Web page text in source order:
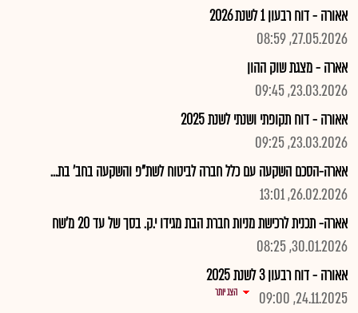
אאורה - דוח רבעון 1 לשנת 2026
27.05.2026, 08:59
אארה - מצגת שוק ההון
23.03.2026, 09:45
אאורה - דוח תקופתי ושנתי לשנת 2025
23.03.2026, 09:25
אארה-הסכם השקעה עם כלל חברה לביטוח לשת"פ והשקעה בחב' בת...
26.02.2026, 13:01
אארה- תכנית לרכישת מניות חברת הבת מגידו י.ק. בסך של עד 20 מ'שח
30.01.2026, 08:25
אאורה - דוח רבעון 3 לשנת 2025
24.11.2025, 09:00
הצג יותר